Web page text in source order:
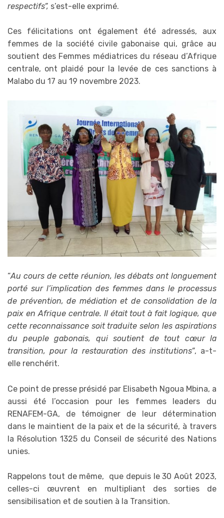
respectifs”, s’est-elle exprimé.
Ces félicitations ont également été adressés, aux
femmes de la société civile gabonaise qui, grâce au
soutient des Femmes médiatrices du réseau d’Afrique
centrale, ont plaidé pour la levée de ces sanctions à
Malabo du 17 au 19 novembre 2023.
“Au cours de cette réunion, les débats ont longuement
porté sur l’implication des femmes dans le processus
de prévention, de médiation et de consolidation de la
paix en Afrique centrale. Il était tout à fait logique, que
cette reconnaissance soit traduite selon les aspirations
du peuple gabonais, qui soutient de tout cœur la
transition, pour la restauration des institutions”, a-t-
elle renchérit.
Ce point de presse présidé par Elisabeth Ngoua Mbina, a
aussi été l’occasion pour les femmes leaders du
RENAFEM-GA, de témoigner de leur détermination
dans le maintient de la paix et de la sécurité, à travers
la Résolution 1325 du Conseil de sécurité des Nations
unies.
Rappelons tout de même, que depuis le 30 Août 2023,
celles-ci œuvrent en multipliant des sorties de
sensibilisation et de soutien à la Transition.